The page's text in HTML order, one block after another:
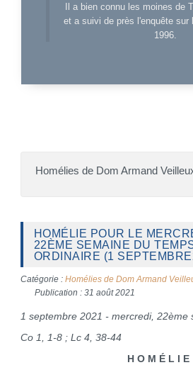
Il a bien connu les moines de
et a suivi de près l'enquête sur
1996.
Homélies de Dom Armand
HOMÉLIE POUR LE
22ÈME SEMAINE DU
ORDINAIRE (1
Catégorie : Homélies de Dom Armand
Publication : 31 août 2021
1 septembre 2021 - mercredi, 22ème
Co 1, 1-8 ; Lc 4, 38-44
H O M É L I E